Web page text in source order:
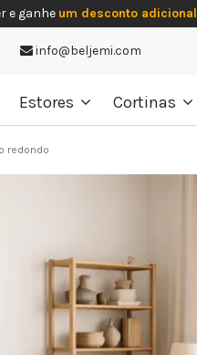
e ganhe um desconto
info@beljemi.com
Estores Cortinas
redondo